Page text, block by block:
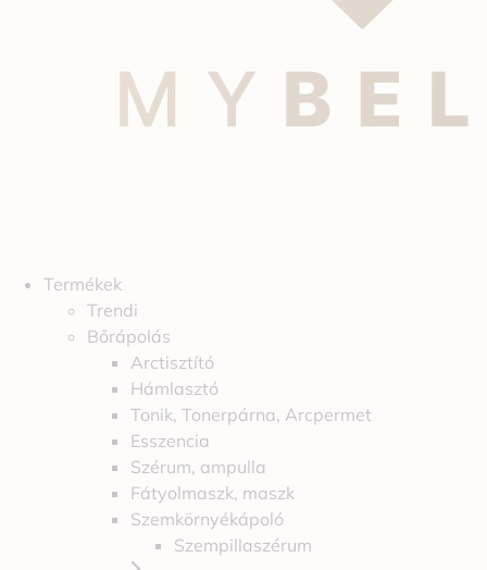
Termékek
Trendi
Bőrápolás
Arctisztító
Hámlasztó
Tonik, Tonerpárna, Arcpermet
Esszencia
Szérum, ampulla
Fátyolmaszk, maszk
Szemkörnyékápoló
Szempillaszérum